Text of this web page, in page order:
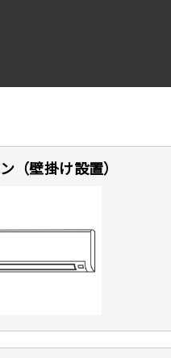
（壁掛け設置）